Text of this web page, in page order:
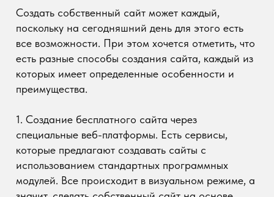
1. Создание бесплатного сайта через
специальные веб-платформы. Есть сервисы,
которые предлагают создавать сайты с
использованием стандартных программных
модулей. Все происходит в визуальном режиме, а
значит, сделать собственный сайт на основе
бесплатного шаблона, которые предоставляются
системой, может любой новичок, то есть человек,
правило, здесь же вам смогут предоставить
бесплатный хостинг и такое же бесплатное
доменное имя третьего уровня. За небольшой
промежуток времени и без каких-либо навыков
вы сможете получить любительский, но вполне
работающий сайт в Интернете.